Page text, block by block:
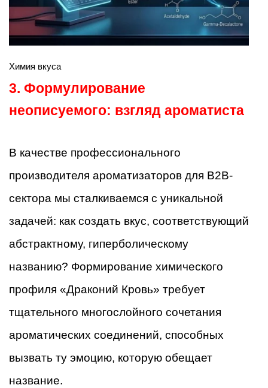
Химия вкуса
3. Формулирование
неописуемого: взгляд ароматиста
В качестве профессионального
производителя ароматизаторов для B2B-
сектора мы сталкиваемся с уникальной
задачей: как создать вкус, соответствующий
абстрактному, гиперболическому
названию? Формирование химического
профиля «Драконий Кровь» требует
тщательного многослойного сочетания
ароматических соединений, способных
вызвать ту эмоцию, которую обещает
название.